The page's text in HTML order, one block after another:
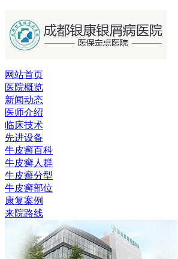
网站首页
医院概览
新闻动态
医师介绍
临床技术
先进设备
牛皮癣百科
牛皮癣人群
牛皮癣分型
牛皮癣部位
康复案例
来院路线